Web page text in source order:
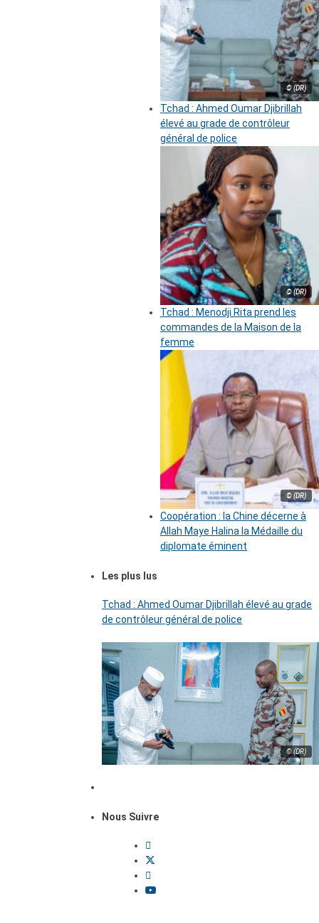
© (DR)
Tchad : Ahmed Oumar Djibrillah
élevé au grade de contrôleur
général de police
© (DR)
Tchad : Menodji Rita prend les
commandes de la Maison de la
femme
© (DR)
Coopération : la Chine décerne à
Allah Maye Halina la Médaille du
diplomate éminent
Les plus lus
Tchad : Ahmed Oumar Djibrillah élevé au grade
de contrôleur général de police
© (DR)
Nous Suivre